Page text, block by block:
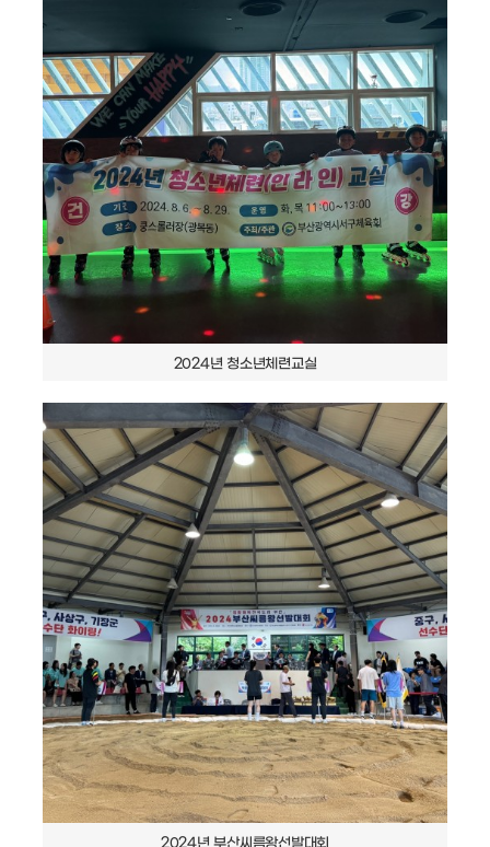
2024년 청소년체련교실
2024년 부산씨름왕선발대회